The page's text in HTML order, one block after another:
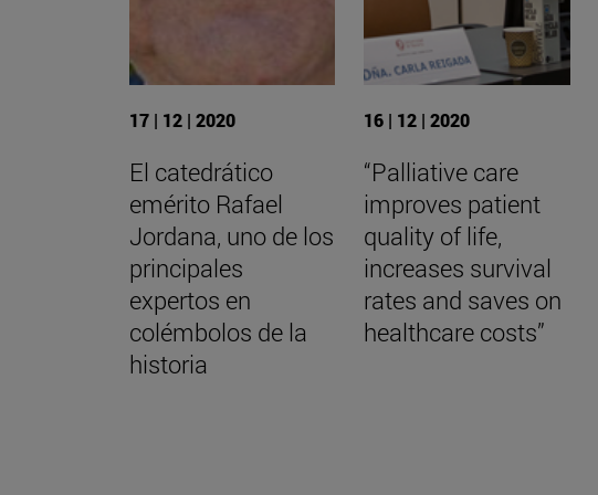
17 | 12 | 2020
El catedrático
emérito Rafael
Jordana, uno de los
principales
expertos en
colémbolos de la
historia
16 | 12 | 2020
“Palliative care
improves patient
quality of life,
increases survival
rates and saves on
healthcare costs”